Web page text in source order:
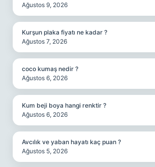
Ağustos 9, 2026
Kurşun plaka fiyatı ne kadar ?
Ağustos 7, 2026
coco kumaş nedir ?
Ağustos 6, 2026
Kum beji boya hangi renktir ?
Ağustos 6, 2026
Avcılık ve yaban hayatı kaç puan ?
Ağustos 5, 2026